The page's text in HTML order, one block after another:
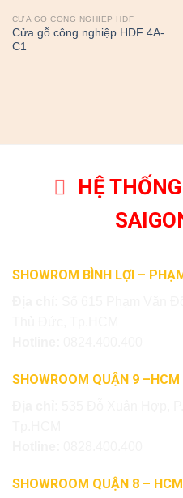
CỬA GỖ CÔNG NGHIỆP HDF
Cửa gỗ công nghiệp HDF 4A-
C1
HỆ
SHOWROM BÌNH LỢI –
SHOWROOM QUẬN 9 –HCM
SHOWROOM QUẬN 8 – HCM